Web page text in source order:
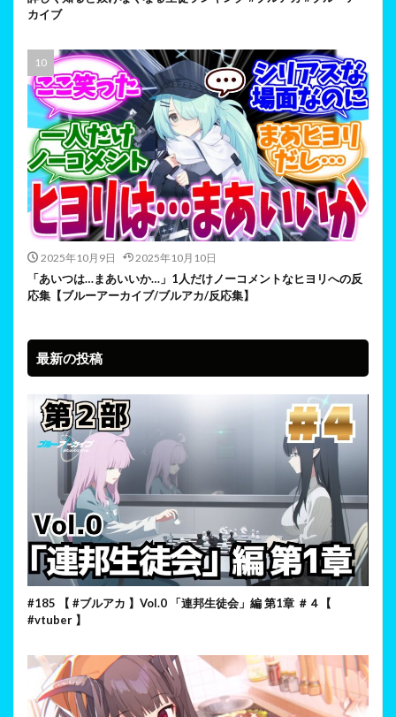
カイブ
2025年10月9日 2025年10月10日
「あいつは…まあいいか…」1人だけノーコメントなヒヨリへの反
応集【ブルーアーカイブ/ブルアカ/反応集】
最新の投稿
#185 【 #ブルアカ 】Vol.0 「連邦生徒会」編 第1章 ＃４【
#vtuber 】